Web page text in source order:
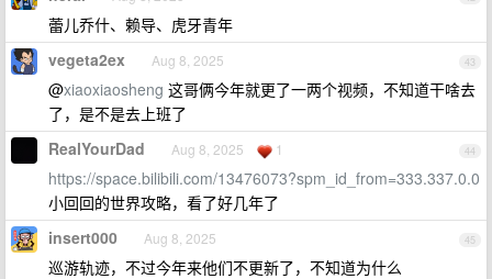
蕾儿乔什、赖导、虎牙青年
43
vegeta2ex Aug 8, 2025
@xiaoxiaosheng 这哥俩今年就更了一两个视频，不知道干啥去
了，是不是去上班了
44
RealYourDad Aug 8, 2025 1
https://space.bilibili.com/13476073?spm_id_from=333.337.0.0
小回回的世界攻略，看了好几年了
45
insert000 Aug 8, 2025
巡游轨迹，不过今年来他们不更新了，不知道为什么